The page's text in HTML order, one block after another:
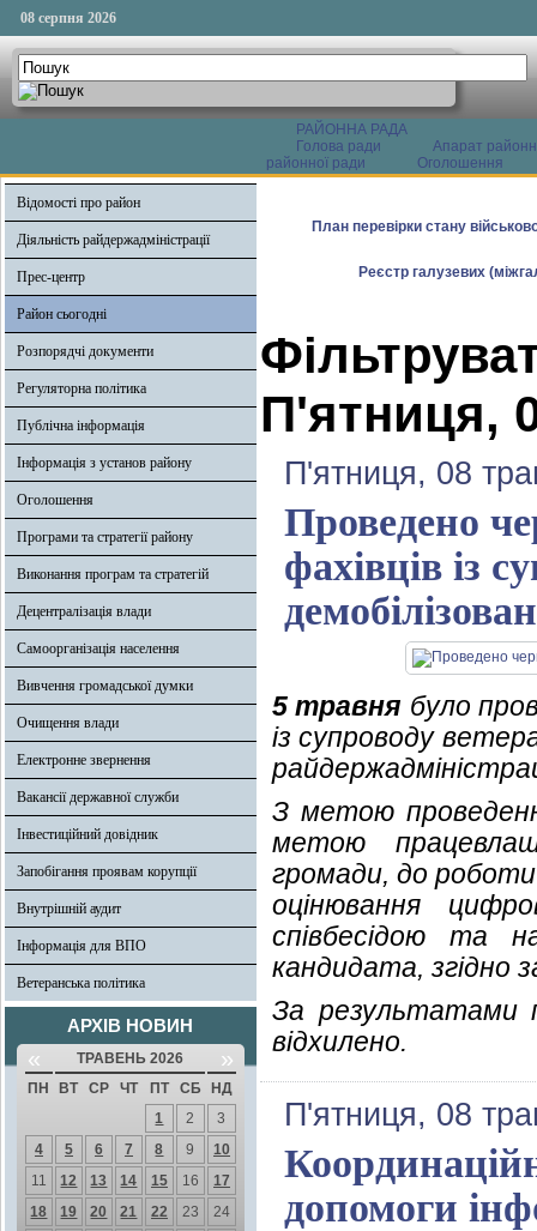
08 серпня 2026
РАЙОННА РАДА
Голова ради
Апарат
районної ради
Оголошення
Відомості про район
Діяльність райдержадміністрації
Прес-центр
Район сьогодні
Розпорядчі документи
Регуляторна політика
Публічна інформація
Інформація з установ району
Оголошення
Програми та стратегії району
Виконання програм та стратегій
Децентралізація влади
Самоорганізація населення
Вивчення громадської думки
Очищення влади
Електронне звернення
Вакансії державної служби
Інвестиційний довідник
Запобігання проявам корупції
Внутрішній аудит
Інформація для ВПО
Ветеранська політика
АРХІВ НОВИН
« ТРАВЕНЬ 2026 »
ПН ВТ СР ЧТ ПТ СБ
НД
1
2
3
4
5 6 7 8 9
10
11
12 13 14 15 16
17
18
19 20 21 22 23
24
План перевірки стану
Реєстр галузевих
П'ятниця,
П'ятниця, 08
Проведено
фахівців із
5 травня було
із супроводу
З метою
метою
громади, до роботи
оцінювання
співбесідою та
кандидата, згідно
За результатами
відхилено.
П'ятниця, 08
допомоги